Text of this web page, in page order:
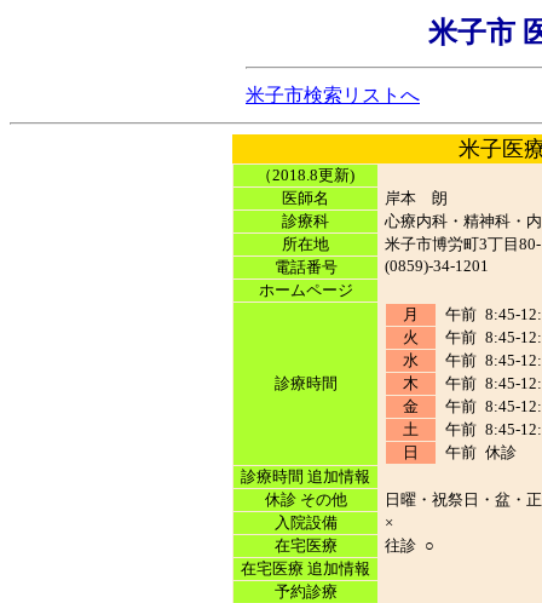
米子市
米子市検索リストへ
米子医
（2018.8更新)
医師名
岸本 朗
診療科
心療内科・精神科・
所在地
米子市博労町3丁目
電話番号
(0859)-34-1201
ホームページ
診療時間
月 午前 8:45-
火
午前 8:45-
水
午前 8:45-
木
午前 8:45-
金
午前 8:45-
土
午前 8:45-
日
午前 休診
診療時間 追加情報
休診 その他
日曜・祝祭日・盆・
入院設備
×
在宅医療
往診 ○
在宅医療 追加情報
予約診療